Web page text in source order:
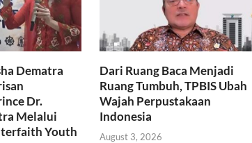
Dematra
Dr.
Melalui
Youth
Dari Ruang Baca Menjadi
Ruang Tumbuh, TPBIS Ubah
Wajah Perpustakaan
Indonesia
August 3, 2026